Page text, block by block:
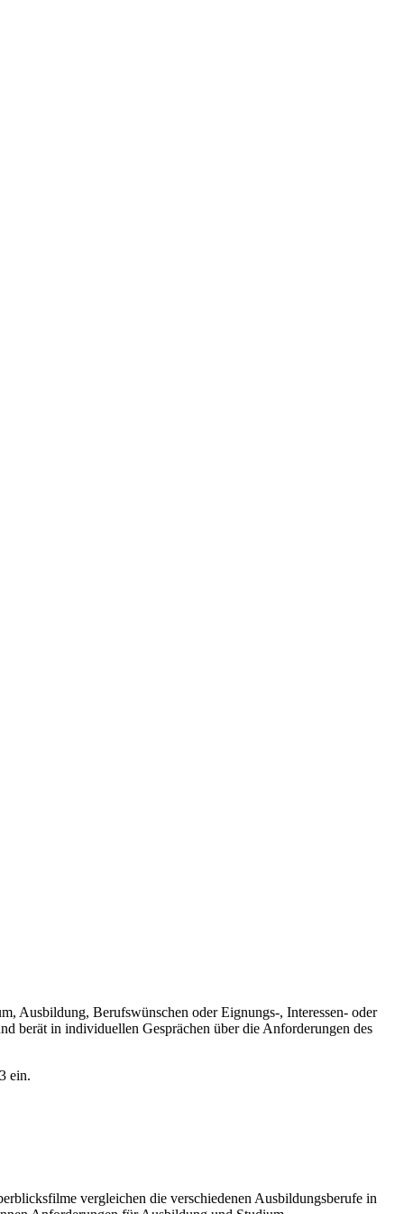
Ausbildung, Berufswünschen oder Eignungs-, Interessen- oder
berät in individuellen Gesprächen über die Anforderungen des
ein.
vergleichen die verschiedenen Ausbildungsberufe in